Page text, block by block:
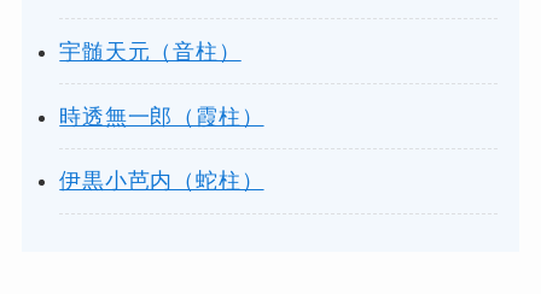
宇髄天元（音柱）
時透無一郎（霞柱）
伊黒小芭内（蛇柱）